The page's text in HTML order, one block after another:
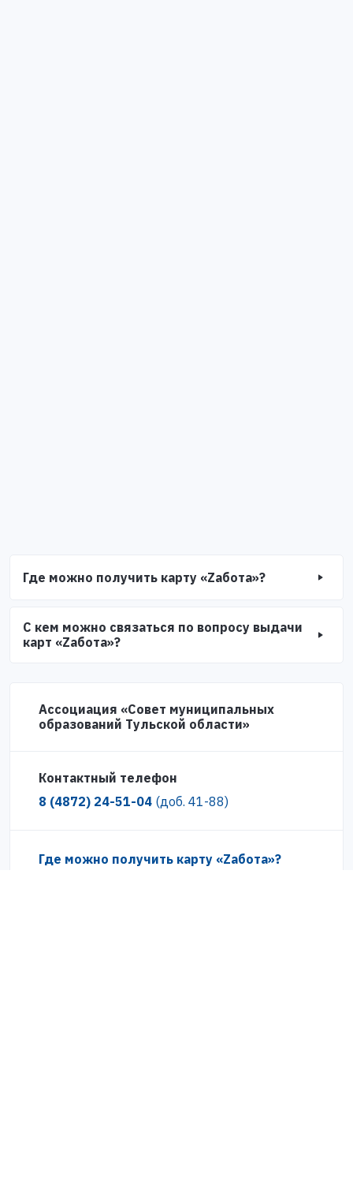
Где можно получить карту «Zабота»?
С кем можно связаться по вопросу выдачи
карт «Zабота»?
Ассоциация «Совет муниципальных
образований Тульской области»
Контактный телефон
8 (4872) 24-51-04 (доб. 41-88)
Где можно получить карту «Zабота»?